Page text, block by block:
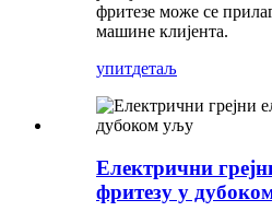
фритезе може се
машине клијента.
упитдетаљ
Електрични
фритезу у